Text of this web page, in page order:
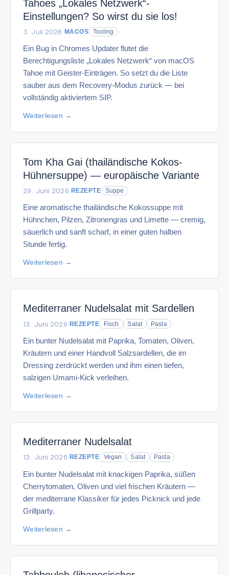
Tahoes „Lokales Netzwerk“-
Einstellungen? So wirst du sie los!
3. Juli 2026 ·MACOS Tooling
Ein Bug in Chromes Updater flutet die
Berechtigungsliste „Lokales Netzwerk“ von macOS
Tahoe mit Geister-Einträgen. So setzt du die Liste
sauber aus dem Recovery-Modus zurück — bei
vollständig aktiviertem SIP.
Weiterlesen
Tom Kha Gai (thailändische Kokos-
Hühnersuppe) — europäische Variante
29. Juni 2026·REZEPTE Suppe
Eine aromatische thailändische Kokossuppe mit
Hühnchen, Pilzen, Zitronengras und Limette — cremig,
säuerlich und sanft scharf, in einer guten halben
Stunde fertig.
Weiterlesen
Mediterraner Nudelsalat mit Sardellen
13. Juni 2026·REZEPTE Fisch Salat Pasta
Ein bunter Nudelsalat mit Paprika, Tomaten, Oliven,
Kräutern und einer Handvoll Salzsardellen, die im
Dressing zerdrückt werden und ihm einen tiefen,
salzigen Umami-Kick verleihen.
Weiterlesen
Mediterraner Nudelsalat
13. Juni 2026· REZEPTE Vegan Salat Pasta
Ein bunter Nudelsalat mit knackigen Paprika, süßen
Cherrytomaten, Oliven und viel frischen Kräutern —
der mediterrane Klassiker für jedes Picknick und jede
Grillparty.
Weiterlesen